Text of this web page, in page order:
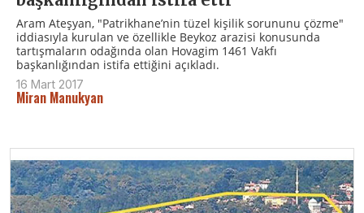
Aram Ateşyan, "Patrikhane’nin tüzel kişilik sorununu çözme"
iddiasıyla kurulan ve özellikle Beykoz arazisi konusunda
tartışmaların odağında olan Hovagim 1461 Vakfı
başkanlığından istifa ettiğini açıkladı.
16 Mart 2017
Miran Manukyan